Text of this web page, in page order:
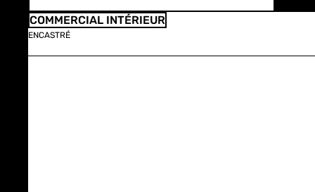
COMMERCIAL INTÉRIEUR
ENCASTRÉ